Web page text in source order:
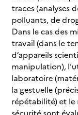
traces (analyses
polluants, de
Dans le cas des
travail (dans le
d’appareils
manipulation),
laboratoire
la gestuelle
répétabilité) et le